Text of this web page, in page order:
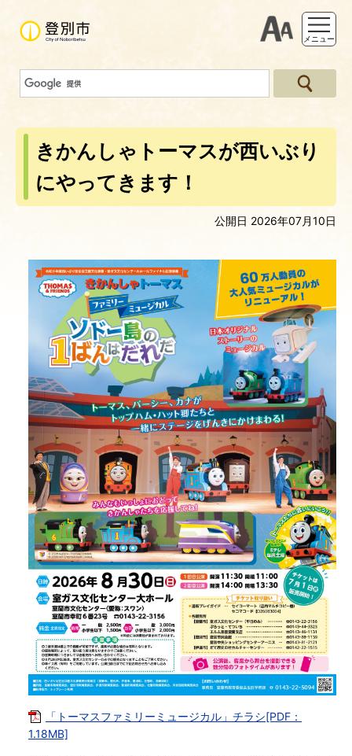
支援ツー
メニュー
きかんしゃトーマスが西いぶり
にやってきます！
公開日 2026年07月10日
「トーマスファミリーミュージカル」チラシ[PDF：
1.18MB]